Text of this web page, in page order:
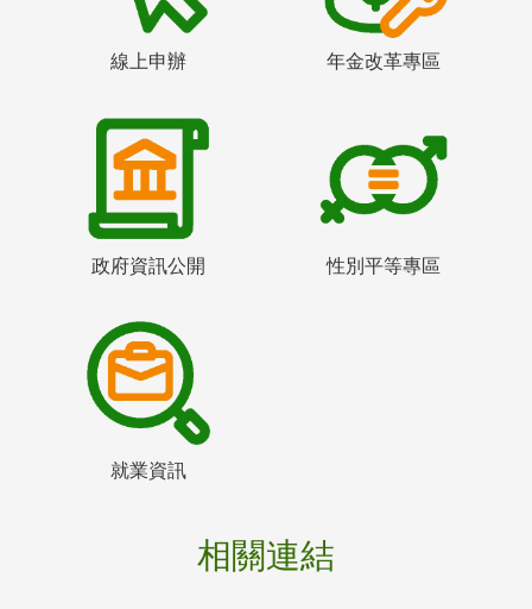
線上申辦 年金改革專區
政府資訊公開 性別平等專區
就業資訊
相關連結